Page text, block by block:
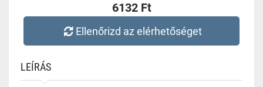
6132 Ft
Ellenőrizd az elérhetőséget
LEÍRÁS